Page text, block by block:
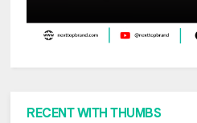
RECENT WITH THUMBS